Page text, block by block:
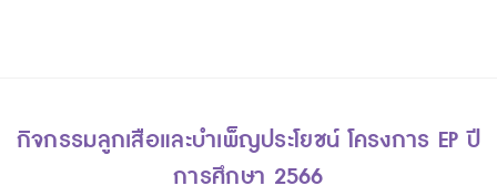
กิจกรรมลูกเสือและบำเพ็ญประโยชน์ โครงการ EP ปี
การศึกษา 2566